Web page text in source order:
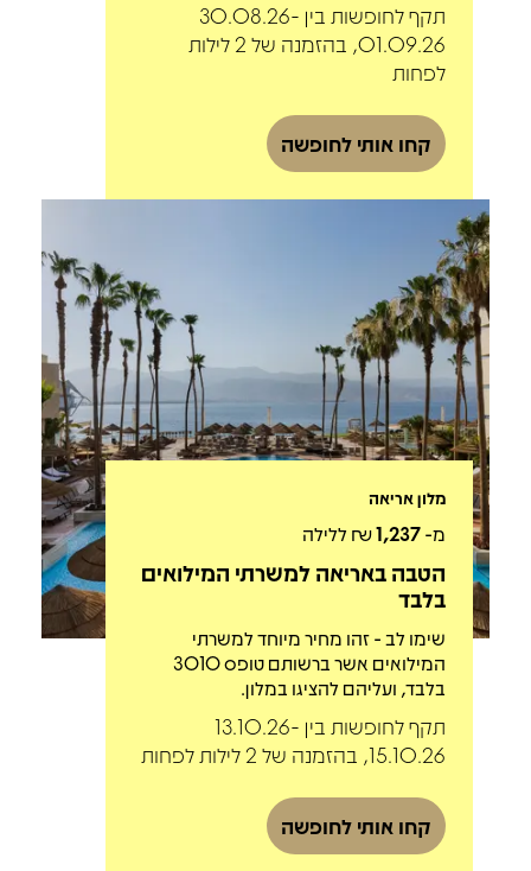
תקף לחופשות בין 30.08.26-
01.09.26, בהזמנה של 2 לילות
לפחות
קחו אותי לחופשה
מלון אריאה
מ-1,237₪ ללילה
הטבה באריאה למשרתי המילואים
בלבד
שימו לב - זהו מחיר מיוחד למשרתי
המילואים אשר ברשותם טופס 3010
בלבד, ועליהם להציגו במלון.
תקף לחופשות בין 13.10.26-
15.10.26, בהזמנה של 2 לילות לפחות
קחו אותי לחופשה